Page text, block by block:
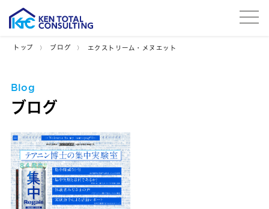
トップ ブログ エクストリーム・メヌエット
Blog
ブログ